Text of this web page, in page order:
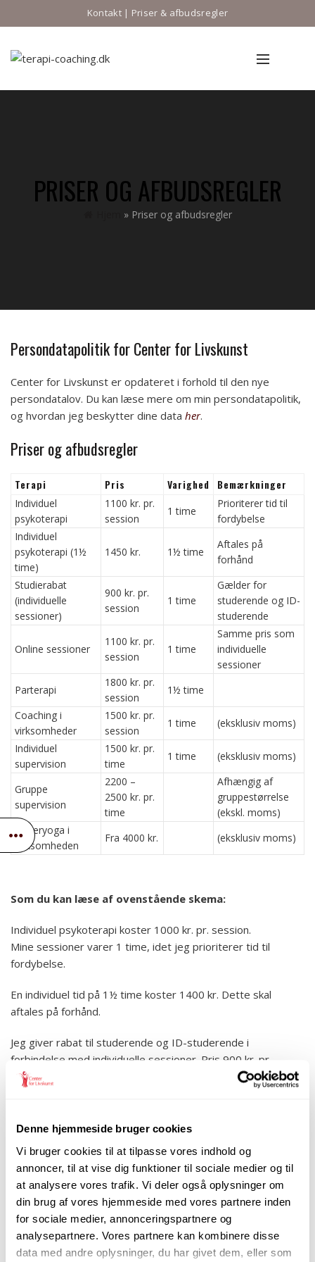
Denne hjemmeside bruger cookies
Vi bruger cookies til at tilpasse vores indhold og
annoncer, til at vise dig funktioner til sociale medier og til
at analysere vores trafik. Vi deler også oplysninger om
din brug af vores hjemmeside med vores partnere inden
for sociale medier, annonceringspartnere og
analysepartnere. Vores partnere kan kombinere disse
data med andre oplysninger, du har givet dem, eller som
Kontakt| Priser & afbudsregler
PRISER OG AFBUDSREGLER
» Priser og afbudsregler
Persondatapolitik for Center for Livskunst
Center for Livskunst er opdateret i forhold til den nye
persondatalov. Du kan læse mere om min persondatapolitik,
og hvordan jeg beskytter dine data her.
Priser og afbudsregler
Terapi Pris Varighed Bemærkninger
Individuel
psykoterapi
1100 kr. pr.
session
1 time
Prioriterer tid til
fordybelse
Individuel
psykoterapi (1½
time)
1450 kr. 1½ time
Aftales på
forhånd
Studierabat
(individuelle
sessioner)
900 kr. pr.
session
1 time
Gælder for
studerende og ID-
studerende
Online sessioner
1100 kr. pr.
session
1 time
Samme pris som
individuelle
sessioner
Parterapi
1800 kr. pr.
session
1½ time
Coaching i
virksomheder
1500 kr. pr.
session
1 time
(eksklusiv moms)
Individuel
supervision
1500 kr. pr.
time
1 time (eksklusiv moms)
Gruppe
supervision
2200 –
2500 kr. pr.
time
Afhængig af
gruppestørrelse
(ekskl. moms)
Latteryoga i
virksomheden
Fra 4000 kr. (eksklusiv moms)
Som du kan læse af ovenstående skema:
Individuel psykoterapi koster 1000 kr. pr. session.
Mine sessioner varer 1 time, idet jeg prioriterer tid til
fordybelse.
En individuel tid på 1½ time koster 1400 kr. Dette skal
aftales på forhånd.
Jeg giver rabat til studerende og ID-studerende i
forbindelse med individuelle sessioner. Pris 900 kr. pr.
session.
Parterapi:1800 kr. pr. session. Varighed 1½ time.
Coaching i virksomheder: 1500 kr. pr. session (eksklusiv
moms)
Individuel supervision: 1500 kr. pr. time (eksklusiv moms)
Gruppe supervision: 2200 – 2500 kr. pr. time, afhængig af
gruppestørrelse (eksklusiv moms)
Latteryoga i virksomheden: Fra 4000 kr. (eksklusiv moms)